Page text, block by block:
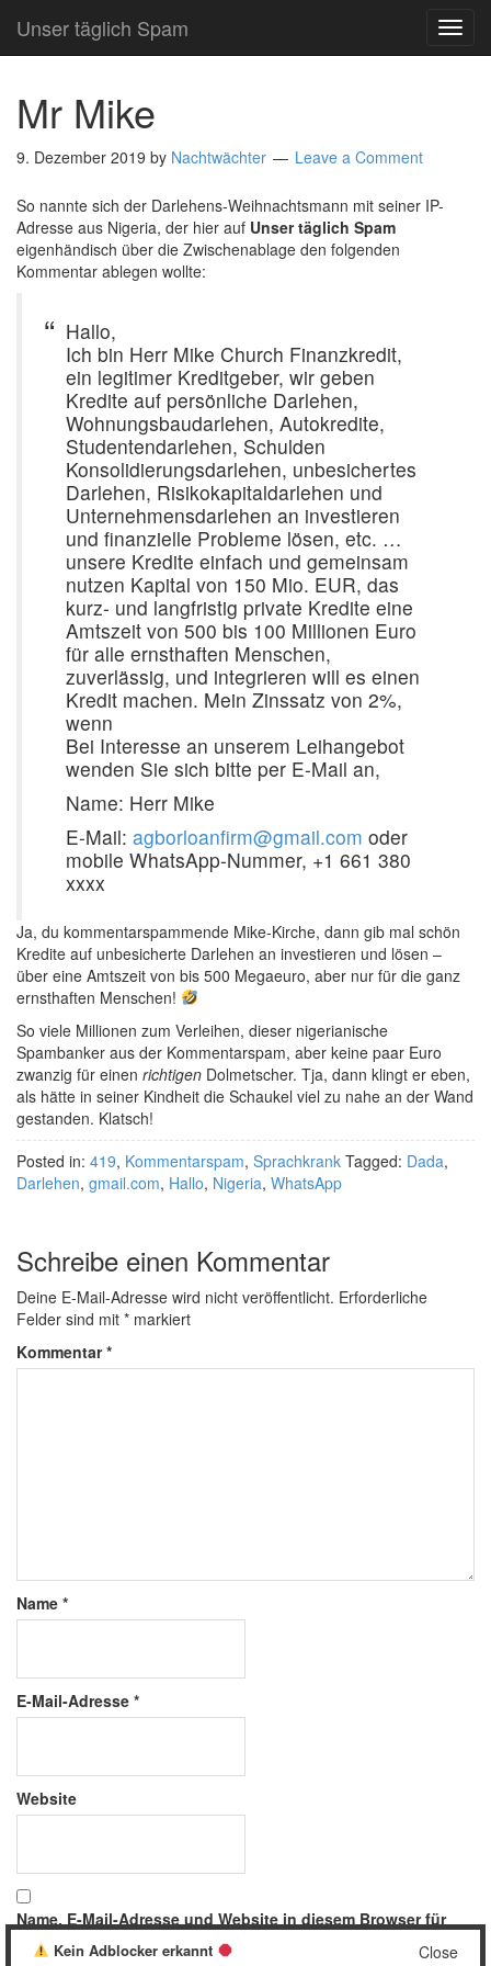
Unser täglich Spam
Mr Mike
9. Dezember 2019 by Nachtwächter Leave a Comment
So nannte sich der Darlehens-Weihnachtsmann mit seiner IP-
Adresse aus Nigeria, der hier auf Unser täglich Spam
eigenhändisch über die Zwischenablage den folgenden
Kommentar ablegen wollte:
Hallo,
Ich bin Herr Mike Church Finanzkredit,
ein legitimer Kreditgeber, wir geben
Kredite auf persönliche Darlehen,
Wohnungsbaudarlehen, Autokredite,
Studentendarlehen, Schulden
Konsolidierungsdarlehen, unbesichertes
Darlehen, Risikokapitaldarlehen und
Unternehmensdarlehen an investieren
und finanzielle Probleme lösen, etc. …
unsere Kredite einfach und gemeinsam
nutzen Kapital von 150 Mio. EUR, das
kurz- und langfristig private Kredite eine
Amtszeit von 500 bis 100 Millionen Euro
für alle ernsthaften Menschen,
zuverlässig, und integrieren will es einen
Kredit machen. Mein Zinssatz von 2%,
wenn
Bei Interesse an unserem Leihangebot
wenden Sie sich bitte per E-Mail an,
Name: Herr Mike
E-Mail: agborloanfirm@gmail.com oder
mobile WhatsApp-Nummer, +1 661 380
xxxx
Ja, du kommentarspammende Mike-Kirche, dann gib mal schön
Kredite auf unbesicherte Darlehen an investieren und lösen –
über eine Amtszeit von bis 500 Megaeuro, aber nur für die ganz
ernsthaften Menschen!
So viele Millionen zum Verleihen, dieser nigerianische
Spambanker aus der Kommentarspam, aber keine paar Euro
zwanzig für einen richtigen Dolmetscher. Tja, dann klingt er eben,
als hätte in seiner Kindheit die Schaukel viel zu nahe an der Wand
gestanden. Klatsch!
Posted in: 419, Kommentarspam, Sprachkrank Tagged: Dada,
Darlehen, gmail.com, Hallo, Nigeria, WhatsApp
Schreibe einen Kommentar
Deine E-Mail-Adresse wird nicht veröffentlicht. Erforderliche
Felder sind mit * markiert
Kommentar*
Name *
E-Mail-Adresse *
Website
Name, E-Mail-Adresse und Website in diesem Browser für
meinen nächsten Kommentar speichern.
Close
Kein Adblocker erkannt